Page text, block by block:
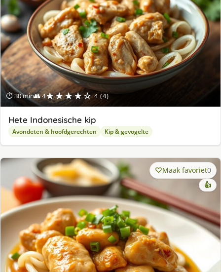
⏱ 30 min👥 4★★★★☆ 4 (4)
Hete Indonesische kip
Avondeten & hoofdgerechten Kip & gevogelte
Maak favoriet0
👍